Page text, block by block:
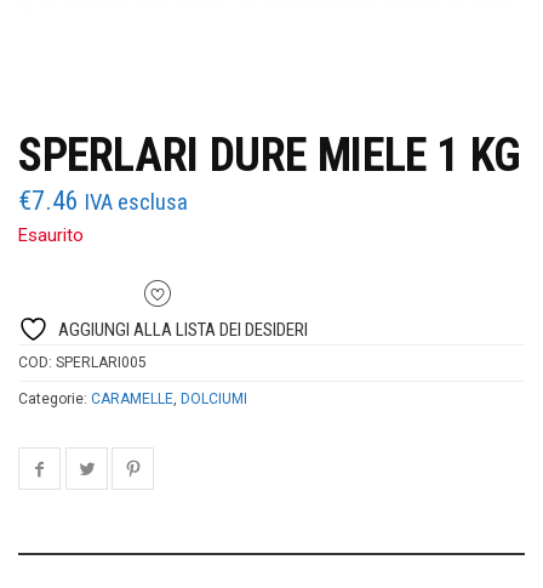
SPERLARI DURE MIELE 1 KG
€7.46 IVA esclusa
Esaurito
AGGIUNGI ALLA LISTA DEI DESIDERI
COD: SPERLARI005
Categorie: CARAMELLE DOLCIUMI